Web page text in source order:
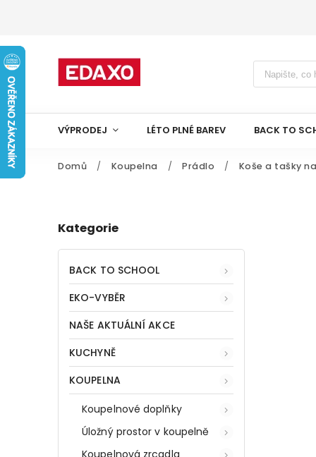
VÝPRODEJ LÉTO PLNÉ BAREV BACK TO
Domů / Koupelna / Prádlo / Koše a tašky
Kategorie
BACK TO SCHOOL
EKO-VYBĚR
NAŠE AKTUÁLNÍ AKCE
KUCHYNĚ
KOUPELNA
Koupelnové doplňky
Úložný prostor v koupelně
Koupelnová zrcadla